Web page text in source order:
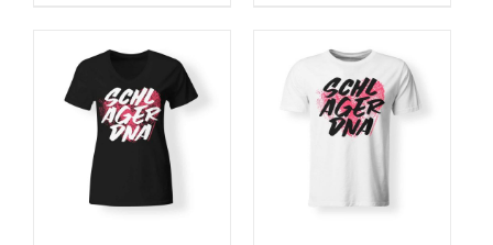
mehrere
Varianten
auf.
Die
Optionen
können
mehrere
Varianten
auf.
Optionen
können